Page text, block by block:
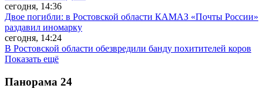
сегодня, 14:36
Двое погибли: в Ростовской области КАМАЗ «Почты России»
раздавил иномарку
сегодня, 14:24
В Ростовской области обезвредили банду похитителей коров
Показать ещё
Панорама 24